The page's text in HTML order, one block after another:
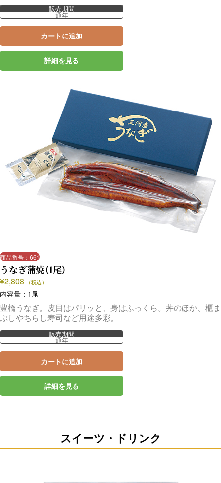
販売期間
通年
カートに追加
詳細を見る
商品番号：661
うなぎ蒲焼（1尾）
¥2,808 （税込）
内容量：1尾
豊橋うなぎ。皮目はパリッと、身はふっくら。丼のほか、櫃ま
ぶしやちらし寿司など用途多彩。
販売期間
通年
カートに追加
詳細を見る
スイーツ・ドリンク